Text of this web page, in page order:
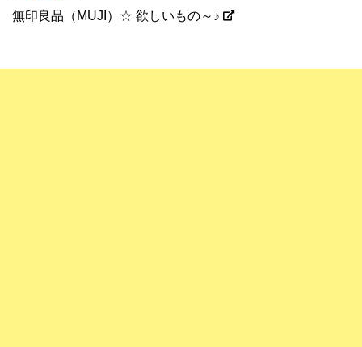
無印良品（MUJI）☆ 欲しいもの～♪